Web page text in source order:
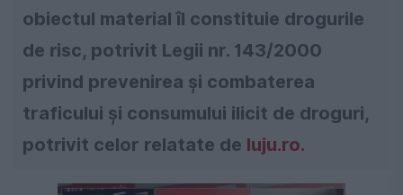
obiectul material îl constituie drogurile
de risc, potrivit Legii nr. 143/2000
privind prevenirea și combaterea
traficului și consumului ilicit de droguri,
potrivit celor relatate de luju.ro.